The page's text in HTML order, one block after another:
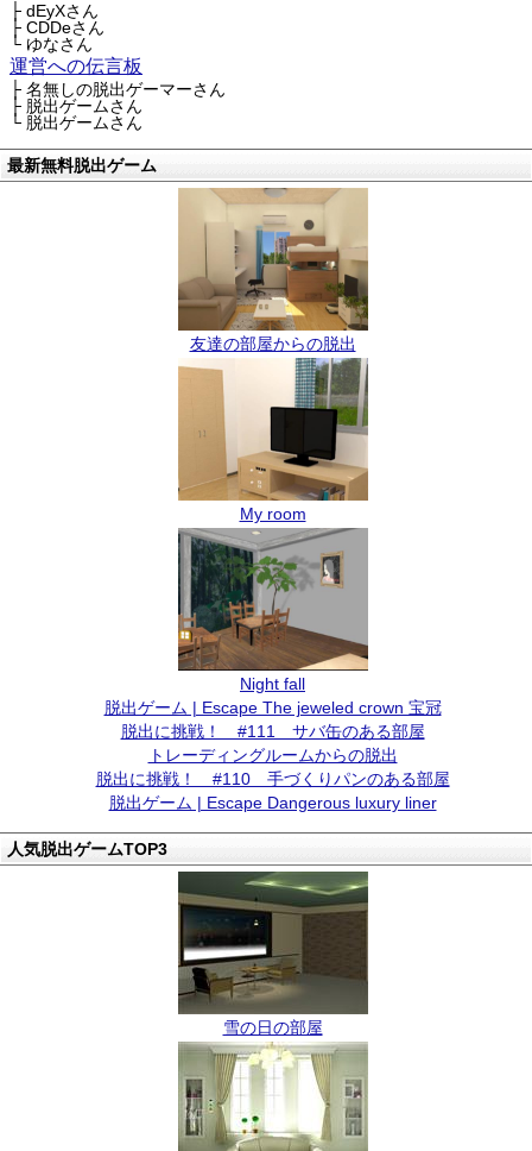
├ dEyXさん
├ CDDeさん
└ ゆなさん
運営への伝言板
├ 名無しの脱出ゲーマーさん
├ 脱出ゲームさん
└ 脱出ゲームさん
最新無料脱出ゲーム
友達の部屋からの脱出
My room
Night fall
脱出ゲーム | Escape The jeweled crown 宝冠
脱出に挑戦！ #111 サバ缶のある部屋
トレーディングルームからの脱出
脱出に挑戦！ #110 手づくりパンのある部屋
脱出ゲーム | Escape Dangerous luxury liner
人気脱出ゲームTOP3
雪の日の部屋